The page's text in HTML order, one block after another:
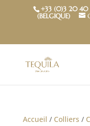
+33 (0)3 20 40
(BELGIQUE)
Accueil / Colliers /